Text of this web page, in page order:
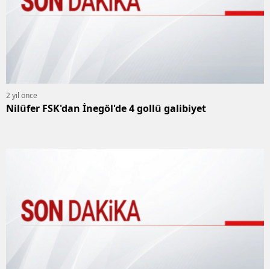
2 yıl önce
Nilüfer FSK'dan İnegöl'de 4 gollü galibiyet